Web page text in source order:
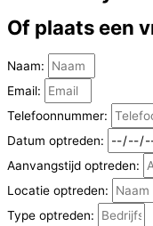
Of plaats een
Naam:
Email:
Telefoonnummer:
Datum optreden:
Aanvangstijd optreden:
Locatie optreden:
Type optreden: